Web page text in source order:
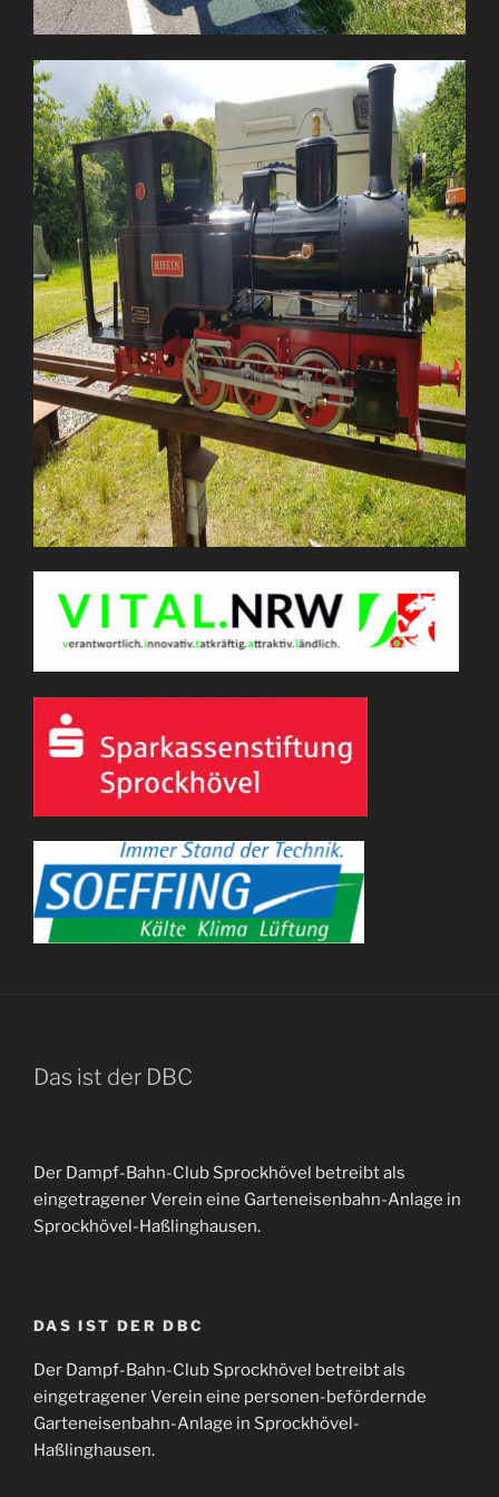
Das ist der DBC
Der Dampf-Bahn-Club Sprockhövel betreibt als
eingetragener Verein eine Garteneisenbahn-Anlage in
Sprockhövel-Haßlinghausen.
DAS IST DER DBC
Der Dampf-Bahn-Club Sprockhövel betreibt als
eingetragener Verein eine personen-befördernde
Garteneisenbahn-Anlage in Sprockhövel-
Haßlinghausen.